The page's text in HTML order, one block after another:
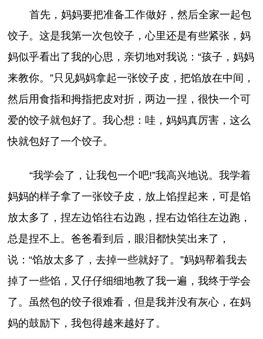
首先，妈妈要把准备工作做好，然后全家一起包
饺子。这是我第一次包饺子，心里还是有些紧张，妈
妈似乎看出了我的心思，亲切地对我说：“孩子，妈妈
来教你。”只见妈妈拿起一张饺子皮，把馅放在中间，
然后用食指和拇指把皮对折，两边一捏，很快一个可
爱的饺子就包好了。我心想：哇，妈妈真厉害，这么
快就包好了一个饺子。
“我学会了，让我包一个吧!”我高兴地说。我学着
妈妈的样子拿了一张饺子皮，放上馅捏起来，可是馅
放太多了，捏左边馅往右边跑，捏右边馅往左边跑，
总是捏不上。爸爸看到后，眼泪都快笑出来了，
说：“馅放太多了，去掉一些就好了。”妈妈帮着我去
掉了一些馅，又仔仔细细地教了我一遍，我终于学会
了。虽然包的饺子很难看，但是我并没有灰心，在妈
妈的鼓励下，我包得越来越好了。